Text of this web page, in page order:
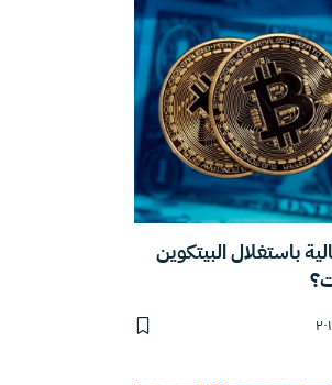
باستغلال البيتكوين